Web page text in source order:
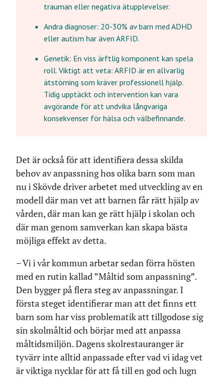
trauman eller negativa ätupplevelser.
Andra diagnoser: 20-30% av barn med ADHD
eller autism har även ARFID.
Genetik: En viss ärftlig komponent kan spela
roll. Viktigt att veta: ARFID är en allvarlig
ätstörning som kräver professionell hjälp.
Tidig upptäckt och intervention kan vara
avgörande för att undvika långvariga
konsekvenser för hälsa och välbefinnande.
Det är också för att identifiera dessa skilda
behov av anpassning hos olika barn som man
nu i Skövde driver arbetet med utveckling av en
modell där man vet att barnen får rätt hjälp av
vården, där man kan ge rätt hjälp i skolan och
där man genom samverkan kan skapa bästa
möjliga effekt av detta.
– Vi i vår kommun arbetar sedan förra hösten
med en rutin kallad ”Måltid som anpassning”.
Den bygger på flera steg av anpassningar. I
första steget identifierar man att det finns ett
barn som har viss problematik att tillgodose sig
sin skolmåltid och börjar med att anpassa
måltidsmiljön. Dagens skolrestauranger är
tyvärr inte alltid anpassade efter vad vi idag vet
är viktiga nycklar för att få till en god och lugn